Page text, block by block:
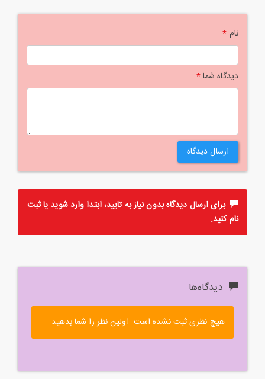
نام*
دیدگاه شما*
ارسال دیدگاه
برای ارسال دیدگاه بدون نیاز به تایید، ابتداواردشوید یاثبت
نامکنید.
دیدگاه‌ها
هیچ نظری ثبت نشده است. اولین نظر را شما بدهید.